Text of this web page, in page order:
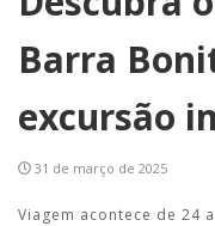
Barra
excursão
31 de março de 2025
Viagem acontece de 24